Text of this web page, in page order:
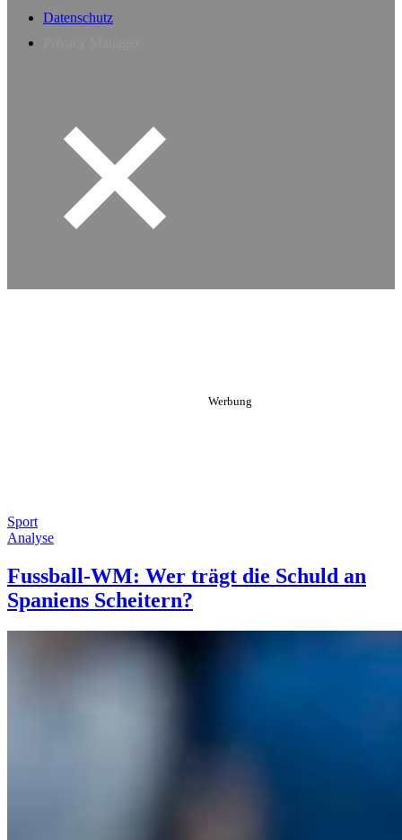
Datenschutz
Sport
Analyse
Fussball-WM: Wer trägt die Schuld an
Spaniens Scheitern?